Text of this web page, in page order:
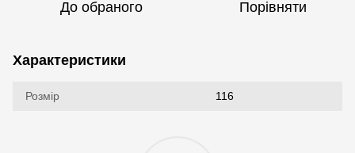
До обраного Порівняти
Характеристики
Розмір 116